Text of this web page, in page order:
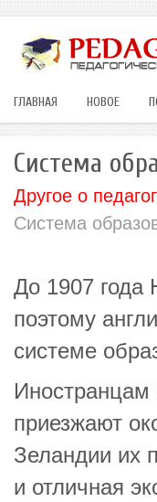
ГЛАВНАЯ НОВОЕ
Система
Другое о
Система
До 1907 года
поэтому
системе
Иностранцам
приезжают
Зеландии их
и отличная